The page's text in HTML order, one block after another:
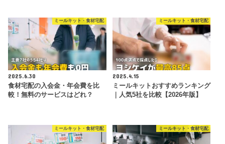
ミールキット・食材宅配
2025.6.30
食材宅配の入会金・年会費を比
較！無料のサービスはどれ？
ミールキット・食材宅配
2025.4.15
ミールキットおすすめランキング
｜人気5社を比較【2026年版】
ミールキット・食材宅配 ミールキット・食材宅配